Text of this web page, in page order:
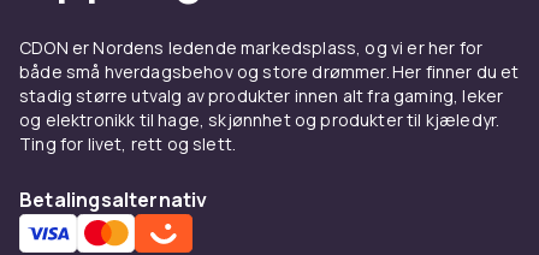
Velg et babyteppe i pustende materiale som
regulerer varmen naturlig – økologisk bomull,
bambus eller merinoull er utmerkede valg.
Tynne sommertepper passer til varmere
måneder og tynnere sovemiljøer, mens
tykkere tepper passer til høst og vinter. Velg
kurvteppe til utendørs bruk og et større til
sengen og sofakos.
CDON er Nordens ledende markedsplass, og vi er her for
både små hverdagsbehov og store drømmer. Her finner du et
stadig større utvalg av produkter innen alt fra gaming, leker
og elektronikk til hage, skjønnhet og produkter til kjæledyr.
Ting for livet, rett og slett.
Betalingsalternativ